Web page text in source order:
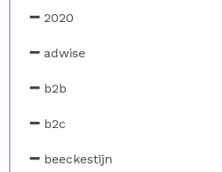
2020
adwise
b2b
b2c
beeckestijn